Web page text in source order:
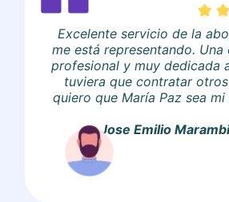
Excelente servicio de la
me está representando. Una
profesional y muy dedicada
tuviera que contratar
quiero que María Paz sea mi
Jose Emilio